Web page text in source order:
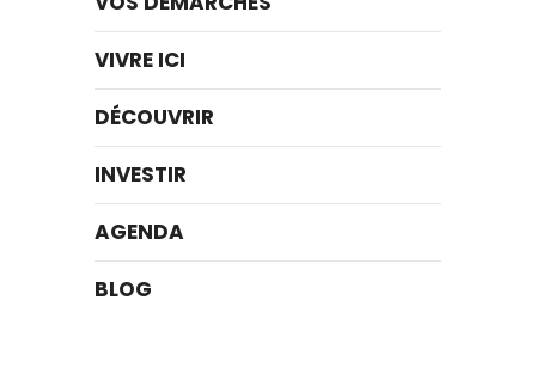
VIVRE ICI
DÉCOUVRIR
INVESTIR
AGENDA
BLOG